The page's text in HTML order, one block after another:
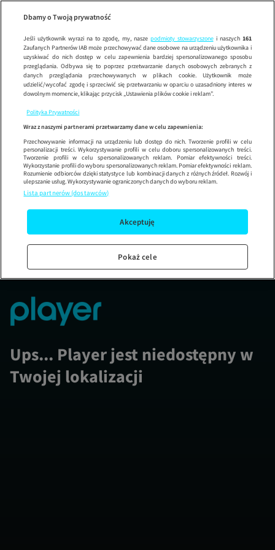
Wypróbuj aplikację mobilną
Korzystaj z łatwiejszej nawigacji i ciesz się szybszym
Ups... Player jest niedostępny w
Twojej lokalizacji
Dbamy o Twoją prywatność
Jeśli użytkownik wyrazi na to zgodę, my, nasze podmioty stowarzyszonei naszych 161
Zaufanych Partnerów IAB może przechowywać dane osobowe na urządzeniu użytkownika i
uzyskiwać do nich dostęp w celu zapewnienia bardziej spersonalizowanego sposobu
przeglądania. Odbywa się to poprzez przetwarzanie danych osobowych zebranych z
danych przeglądania przechowywanych w plikach cookie. Użytkownik może
udzielić/wycofać zgodę i sprzeciwić się przetwarzaniu w oparciu o uzasadniony interes w
dowolnym momencie, klikając przycisk „Ustawienia plików cookie i reklam”.
Polityka Prywatności
Wraz z naszymi partnerami przetwarzamy dane w celu zapewnienia:
Przechowywanie informacji na urządzeniu lub dostęp do nich. Tworzenie profili w celu
personalizacji treści. Wykorzystywanie profili w celu doboru spersonalizowanych treści.
Tworzenie profili w celu spersonalizowanych reklam. Pomiar efektywności treści.
Wykorzystanie profili do wyboru spersonalizowanych reklam. Pomiar efektywności reklam.
Rozumienie odbiorców dzięki statystyce lub kombinacji danych z różnych źródeł. Rozwój i
ulepszanie usług. Wykorzystywanie ograniczonych danych do wyboru reklam.
Lista partnerów (dostawców)
Akceptuję
Pokaż cele